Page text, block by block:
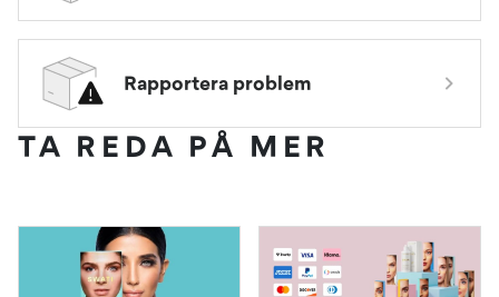
Rapportera problem
TA REDA PÅ MER